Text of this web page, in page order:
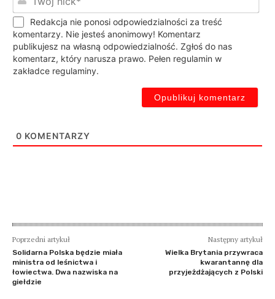
Redakcja nie ponosi odpowiedzialności za treść
komentarzy. Nie jesteś anonimowy! Komentarz
publikujesz na własną odpowiedzialność. Zgłoś do nas
komentarz, który narusza prawo. Pełen regulamin w
zakładce regulaminy.
0 KOMENTARZY
Poprzedni artykuł
Solidarna Polska będzie miała
ministra od leśnictwa i
łowiectwa. Dwa nazwiska na
giełdzie
Następny artykuł
Wielka Brytania przywraca
kwarantannę dla
przyjeżdżających z Polski